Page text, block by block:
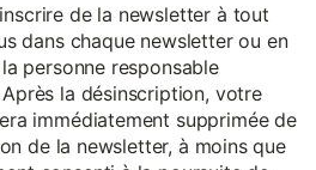
de la newsletter à tout
dans chaque newsletter ou en
personne responsable
la désinscription, votre
immédiatement supprimée de
de la newsletter, à moins que